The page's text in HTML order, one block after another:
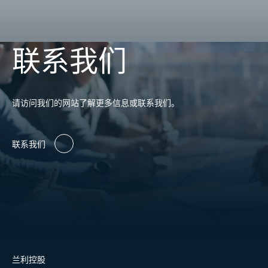
联系我们
请访问我们的网站了解更多信息或联系我们。
联系我们
兰利控股